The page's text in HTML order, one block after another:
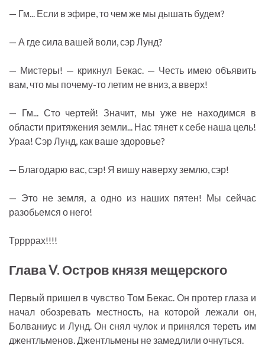
— Гм... Если в эфире, то чем же мы дышать будем?
— А где сила вашей воли, сэр Лунд?
— Мистеры! — крикнул Бекас. — Честь имею объявить
вам, что мы почему-то летим не вниз, а вверх!
— Гм... Сто чертей! Значит, мы уже не находимся в
области притяжения земли... Нас тянет к себе наша цель!
Ураа! Сэр Лунд, как ваше здоровье?
— Благодарю вас, сэр! Я вишу наверху землю, сэр!
— Это не земля, а одно из наших пятен! Мы сейчас
разобьемся о него!
Тррррах!!!!
Глава V. Остров князя мещерского
Первый пришел в чувство Том Бекас. Он протер глаза и
начал обозревать местность, на которой лежали он,
Болваниус и Лунд. Он снял чулок и принялся тереть им
джентльменов. Джентльмены не замедлили очнуться.